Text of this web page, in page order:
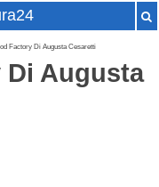
Factory Di Augusta Cesaretti
Augusta